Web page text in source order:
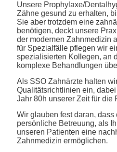
Unsere Prophylaxe/
Zähne gesund zu erhalten,
Sie aber trotzdem eine
benötigen, deckt unsere
der modernen Zahnmedizin
für Spezialfälle pflegen wir
spezialisierten Kollegen, an
komplexe Behandlungen
Als SSO Zahnärzte halten
Qualitätsrichtlinien ein,
Jahr 80h unserer Zeit für die
Wir glauben fest daran,
persönliche Betreuung, als
unseren Patienten eine
Zahnmedizin ermöglichen.